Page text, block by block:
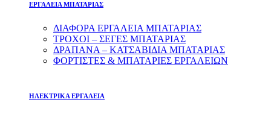
ΕΡΓΑΛΕΙΑ ΜΠΑΤΑΡΙΑΣ
ΔΙΑΦΟΡΑ ΕΡΓΑΛΕΙΑ ΜΠΑΤΑΡΙΑΣ
ΤΡΟΧΟΙ – ΣΕΓΕΣ ΜΠΑΤΑΡΙΑΣ
ΔΡΑΠΑΝΑ – ΚΑΤΣΑΒΙΔΙΑ ΜΠΑΤΑΡΙΑΣ
ΦΟΡΤΙΣΤΕΣ & ΜΠΑΤΑΡΙΕΣ ΕΡΓΑΛΕΙΩΝ
ΗΛΕΚΤΡΙΚΑ ΕΡΓΑΛΕΙΑ